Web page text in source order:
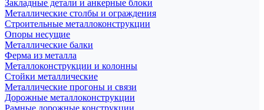
Закладные детали и анкерные блоки
Металлические столбы и ограждения
Строительные металлоконструкции
Опоры несущие
Металлические балки
Ферма из металла
Металлоконструкции и колонны
Стойки металлические
Металлические прогоны и связи
Дорожные металлоконструкции
Рамные дорожные конструкции